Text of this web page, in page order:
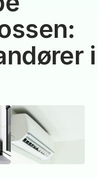
i